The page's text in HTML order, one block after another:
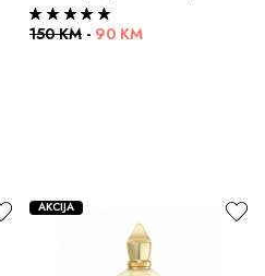
150 KM - 90 KM
AKCIJA